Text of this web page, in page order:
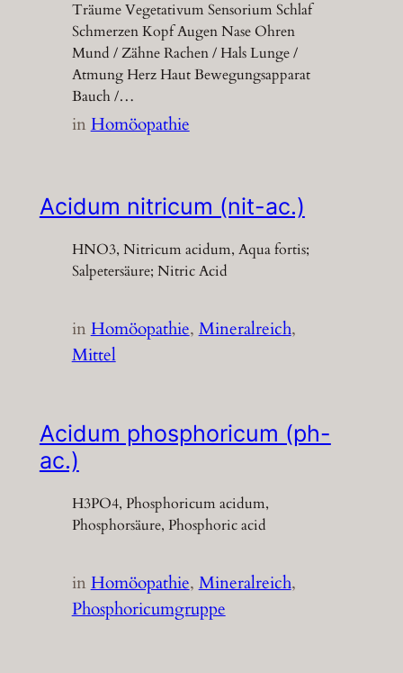
Träume Vegetativum Sensorium Schlaf
Schmerzen Kopf Augen Nase Ohren
Mund / Zähne Rachen / Hals Lunge /
Atmung Herz Haut Bewegungsapparat
Bauch /…
inHomöopathie
Acidum nitricum (nit-ac.)
HNO3, Nitricum acidum, Aqua fortis;
Salpetersäure; Nitric Acid
inHomöopathie, Mineralreich
Mittel
Acidum phosphoricum (ph-
ac.)
H3PO4, Phosphoricum acidum,
Phosphorsäure, Phosphoric acid
inHomöopathie, Mineralreich
Phosphoricumgruppe